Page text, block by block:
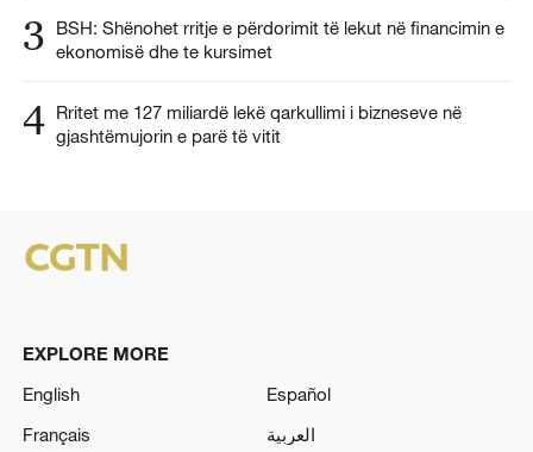
3
BSH: Shënohet rritje e përdorimit të lekut në financimin e
ekonomisë dhe te kursimet
4 Rritet me 127 miliardë lekë qarkullimi i bizneseve në
gjashtëmujorin e parë të vitit
EXPLORE MORE
English
Español
Français
العربية